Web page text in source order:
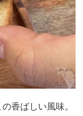
香ばしい風味。